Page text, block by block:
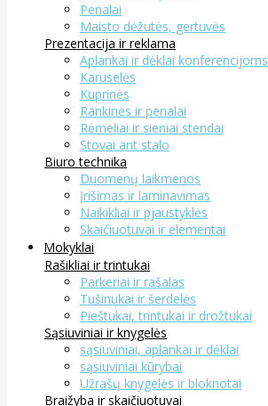
Penalai
Maisto dėžutės, gertuvės
Prezentacija ir reklama
Aplankai ir dėklai konferencijoms
Karuselės
Kuprinės
Rankinės ir penalai
Rėmeliai ir sieniai stendai
Stovai ant stalo
Biuro technika
Duomenų laikmenos
Įrišimas ir laminavimas
Naikikliai ir pjaustyklės
Skaičiuotuvai ir elementai
Mokyklai
Rašikliai ir trintukai
Parkeriai ir rašalas
Tušinukai ir šerdelės
Pieštukai, trintukai ir drožtukai
Sąsiuviniai ir knygelės
sąsiuviniai, aplankai ir dėklai
sąsiuviniai kūrybai
Užrašų knygelės ir bloknotai
Braižyba ir skaičiuotuvai